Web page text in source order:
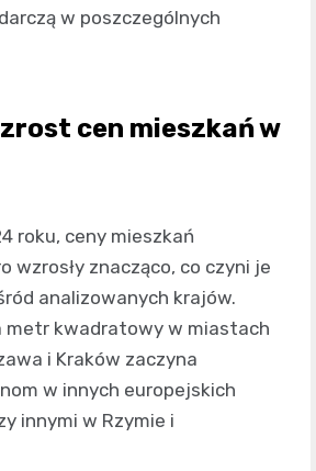
w poszczególnych
cen mieszkań w
roku, ceny mieszkań
wzrosły znacząco, co czyni je
analizowanych krajów.
metr kwadratowy w miastach
i Kraków zaczyna
w innych europejskich
innymi w Rzymie i